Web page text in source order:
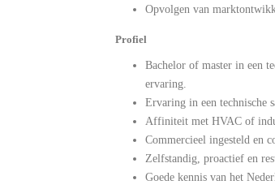
Opvolgen van
Profiel
Bachelor of master in een
ervaring.
Ervaring in een technische
Affiniteit met HVAC of
Commercieel ingesteld en
Zelfstandig, proactief en
Goede kennis van het